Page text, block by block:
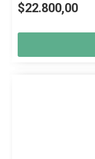
$22.800,00